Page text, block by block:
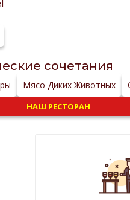
сочетания
Мясо Диких Животных
НАШ РЕСТОРАН